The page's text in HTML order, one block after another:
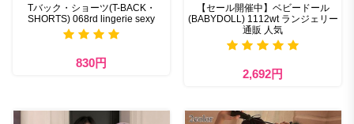
Tバック・ショーツ(T-BACK・
SHORTS) 068rd lingerie sexy
830円
【セール開催中】ベビードール
(BABYDOLL) 1112wt ランジェリー
通販 人気
2,692円